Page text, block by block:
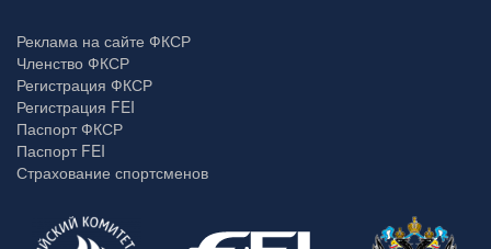
Реклама на сайте ФКСР
Членство ФКСР
Регистрация ФКСР
Регистрация FEI
Паспорт ФКСР
Паспорт FEI
Страхование спортсменов